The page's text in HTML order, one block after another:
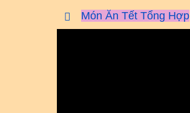
Món Ăn Tết Tổng Hợp